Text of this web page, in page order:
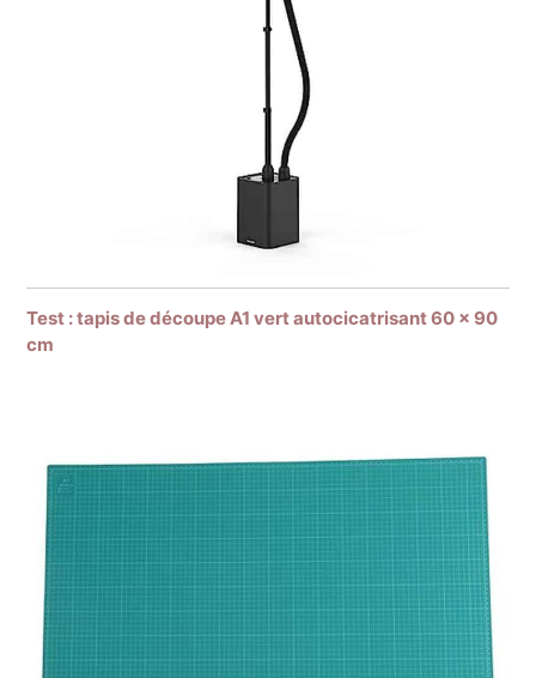
Test : tapis de découpe A1 vert autocicatrisant 60 x 90
cm